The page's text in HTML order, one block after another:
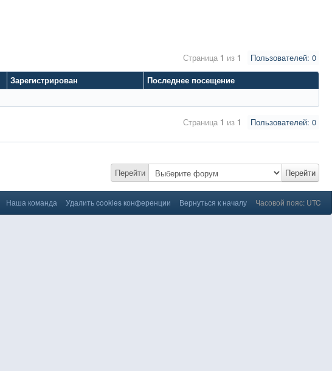
Пользователей: 0
Страница 1 из 1
Зарегистрирован
Последнее посещение
Пользователей: 0
Страница 1 из 1
Перейти Перейти
Наша команда Удалить cookies конференции Вернуться к началу Часовой пояс: UTC